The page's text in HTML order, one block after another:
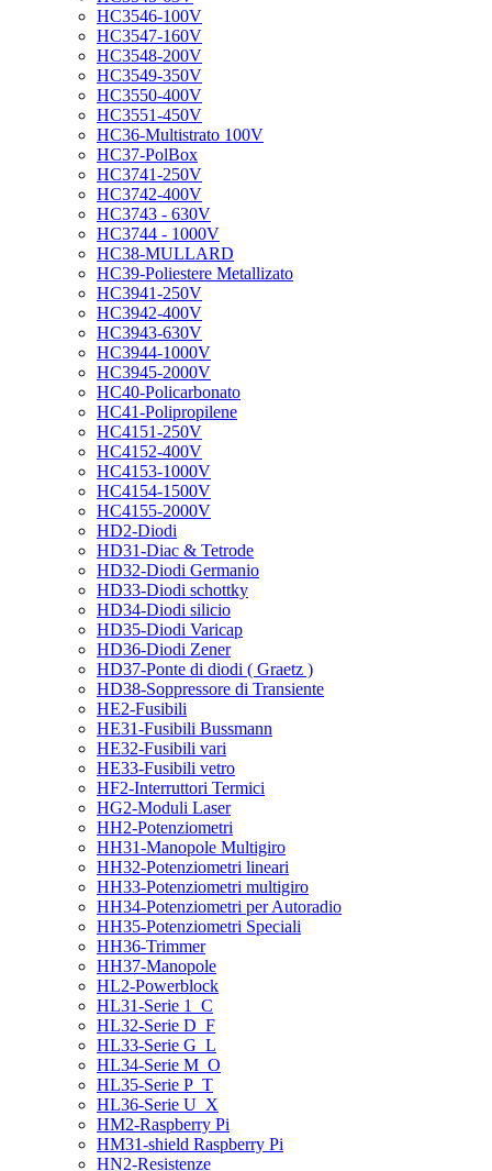
HC3546-100V
HC3547-160V
HC3548-200V
HC3549-350V
HC3550-400V
HC3551-450V
HC36-Multistrato 100V
HC37-PolBox
HC3741-250V
HC3742-400V
HC3743 - 630V
HC3744 - 1000V
HC38-MULLARD
HC39-Poliestere Metallizato
HC3941-250V
HC3942-400V
HC3943-630V
HC3944-1000V
HC3945-2000V
HC40-Policarbonato
HC41-Polipropilene
HC4151-250V
HC4152-400V
HC4153-1000V
HC4154-1500V
HC4155-2000V
HD2-Diodi
HD31-Diac & Tetrode
HD32-Diodi Germanio
HD33-Diodi schottky
HD34-Diodi silicio
HD35-Diodi Varicap
HD36-Diodi Zener
HD37-Ponte di diodi ( Graetz )
HD38-Soppressore di Transiente
HE2-Fusibili
HE31-Fusibili Bussmann
HE32-Fusibili vari
HE33-Fusibili vetro
HF2-Interruttori Termici
HG2-Moduli Laser
HH2-Potenziometri
HH31-Manopole Multigiro
HH32-Potenziometri lineari
HH33-Potenziometri multigiro
HH34-Potenziometri per Autoradio
HH35-Potenziometri Speciali
HH36-Trimmer
HH37-Manopole
HL2-Powerblock
HL31-Serie 1_C
HL32-Serie D_F
HL33-Serie G_L
HL34-Serie M_O
HL35-Serie P_T
HL36-Serie U_X
HM2-Raspberry Pi
HM31-shield Raspberry Pi
HN2-Resistenze